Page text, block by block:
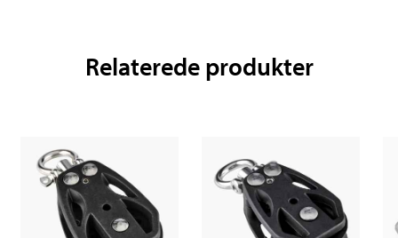
Relaterede produkter